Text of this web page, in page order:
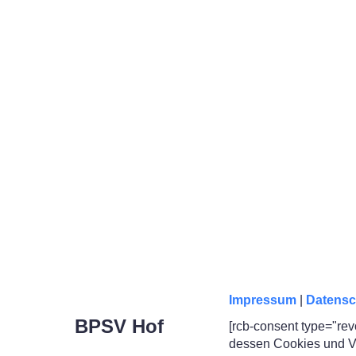
BPSV Hof
Impressum
[rcb-consent
dessen Cookies und